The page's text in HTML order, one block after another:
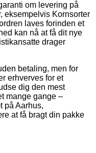
om levering på
eksempelvis Kornsorter
laves forinden et
kan nå at få dit nye
drager
betaling, men for
erhverves for et
dig den mest
mange gange –
på Aarhus,
at få bragt din pakke